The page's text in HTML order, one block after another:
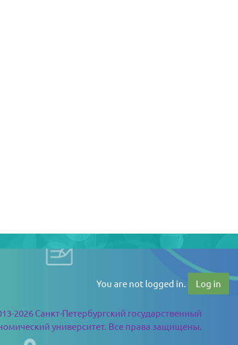
You are not logged in. Log in
2026 Санкт-Петербургский государственный
университет. Все права защищены.